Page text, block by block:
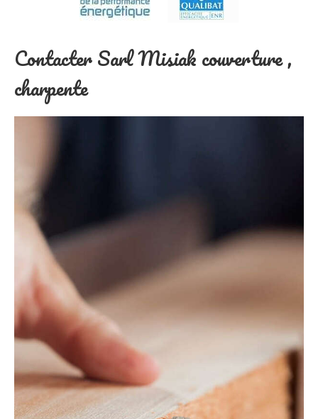
Contacter Sarl Misiak couverture ,
charpente